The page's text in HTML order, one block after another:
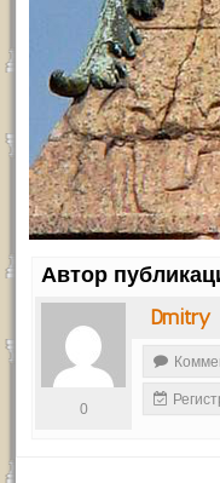
Автор
Dmitry
0